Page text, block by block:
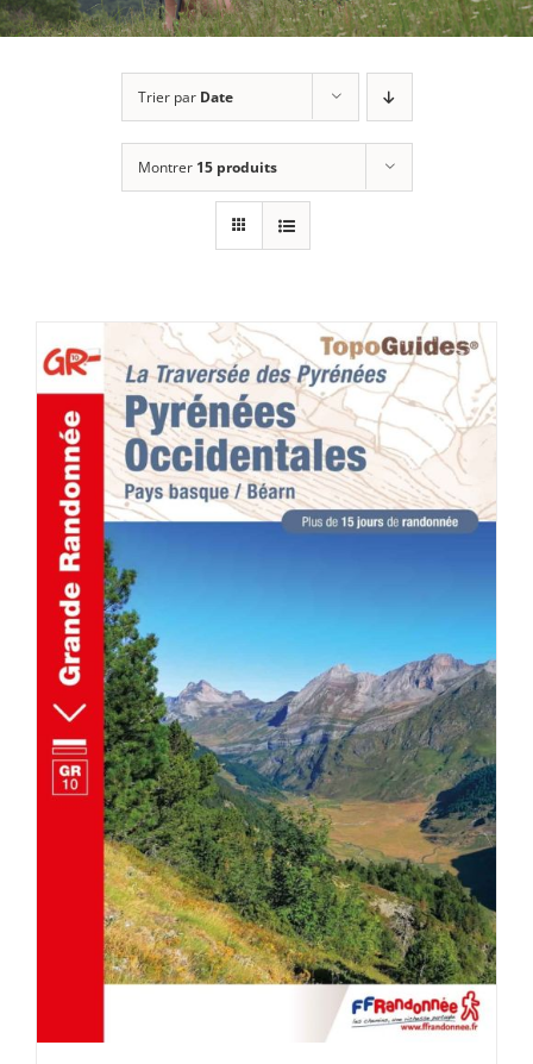
Trier par Date
Montrer 15 produits
ACHETER LE PRODUIT / DÉTAILS